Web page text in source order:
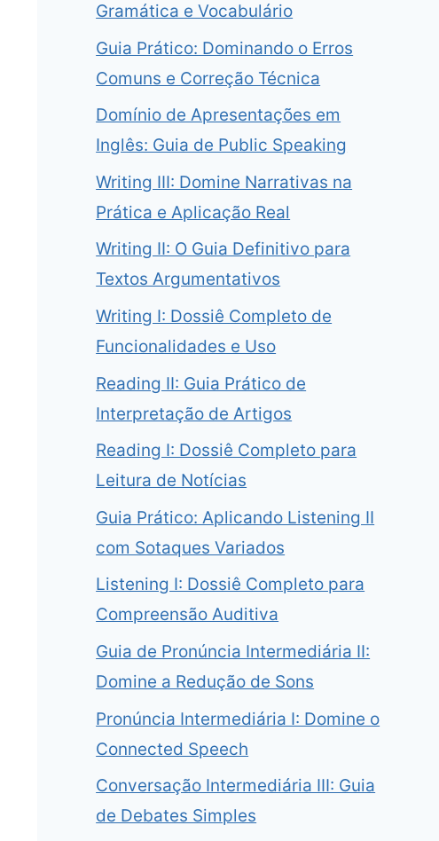
Gramática e Vocabulário
Guia Prático: Dominando o Erros
Comuns e Correção Técnica
Domínio de Apresentações em
Inglês: Guia de Public Speaking
Writing III: Domine Narrativas na
Prática e Aplicação Real
Writing II: O Guia Definitivo para
Textos Argumentativos
Writing I: Dossiê Completo de
Funcionalidades e Uso
Reading II: Guia Prático de
Interpretação de Artigos
Reading I: Dossiê Completo para
Leitura de Notícias
Guia Prático: Aplicando Listening II
com Sotaques Variados
Listening I: Dossiê Completo para
Compreensão Auditiva
Guia de Pronúncia Intermediária II:
Domine a Redução de Sons
Pronúncia Intermediária I: Domine o
Connected Speech
Conversação Intermediária III: Guia
de Debates Simples